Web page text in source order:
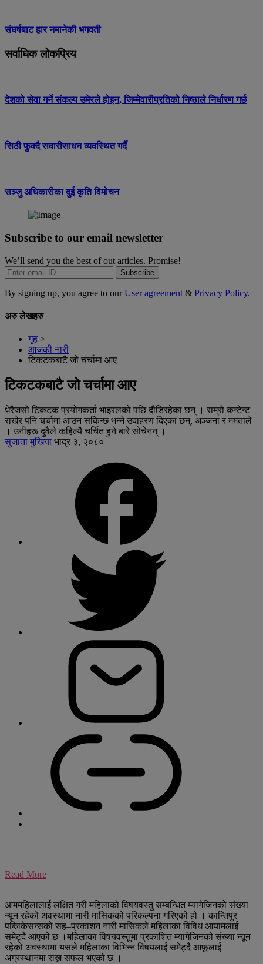
संघर्षबाट हार नमानेकी भगवती
सर्वाधिक लोकप्रिय
देशको सेवा गर्ने संकल्प उमेरले होइन, जिम्मेवारीप्रतिको निष्ठाले निर्धारण गर्छ
सिठी फुक्दै सवारीसाधन व्यवस्थित गर्दै
सञ्जु अधिकारीका दुई कृति विमोचन
Subscribe to our email newsletter
We’ll send you the best of out articles. Promise!
Subscribe
By signing up, you agree to ourUser agreement & Privacy Policy.
अरु लेखहरु
गृह >
आजकी नारी
टिकटकबाटै जो चर्चामा आए
टिकटकबाटै जो चर्चामा आए
धेरैजसो टिकटक प्रयोगकर्ता भाइरलको पछि दौडिरहेका छन् । राम्रो कन्टेन्ट
राखेर पनि चर्चामा आउन सकिन्छ भन्ने उदाहरण दिएका छन्, अञ्जना र ममताले
। उनीहरू दुवैले कहिल्यै चर्चित हुने बारे सोचेनन् ।
सुजाता मुखिया भाद्र ३, २०८०
Read More
आममहिलालाई लक्षित गरी महिलाको विषयवस्तु सम्बन्धित म्यागेजिनको संख्या
न्यून रहेको अवस्थामा नारी मासिकको परिकल्पना गरिएको हो । कान्तिपुर
पब्लिकेसन्सको सह–प्रकाशन नारी मासिकले महिलाका विविध आयामलार्ई
समेट्दै आएको छ ।महिलाका विषयवस्तुमा प्रकाशित म्यागेजिनको संख्या न्यून
रहेको अवस्थामा यसले महिलाका विभिन्न विषयलार्ई समेट्दै आफूलार्ई
अग्रस्थानमा राख्न सफल भएको छ ।